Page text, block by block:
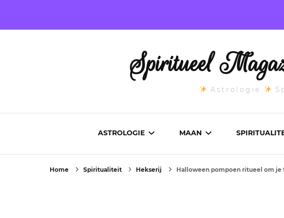
Spiritueel
Astrologie
ASTROLOGIE MAAN
Home Spiritualiteit Hekserij Halloween pompoen ritueel om je